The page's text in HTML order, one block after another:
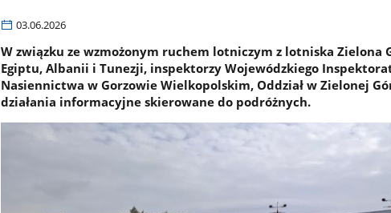
03.06.2026
W związku ze wzmożonym ruchem lotniczym z lotniska Zielona
Egiptu, Albanii i Tunezji, inspektorzy Wojewódzkiego
Nasiennictwa w Gorzowie Wielkopolskim, Oddział w Zielonej
działania informacyjne skierowane do podróżnych.